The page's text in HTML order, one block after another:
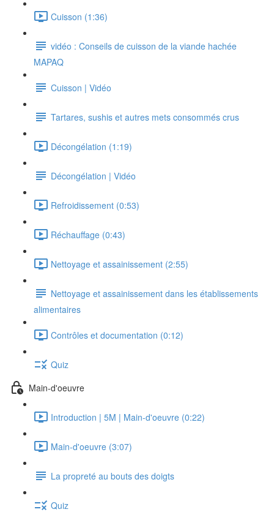
Cuisson (1:36)
vidéo : Conseils de cuisson de la viande hachée
MAPAQ
Cuisson | Vidéo
Tartares, sushis et autres mets consommés crus
Décongélation (1:19)
Décongélation | Vidéo
Refroidissement (0:53)
Réchauffage (0:43)
Nettoyage et assainissement (2:55)
Nettoyage et assainissement dans les établissements
alimentaires
Contrôles et documentation (0:12)
Quiz
Main-d'oeuvre
Introduction | 5M | Main-d'oeuvre (0:22)
Main-d'oeuvre (3:07)
La propreté au bouts des doigts
Quiz